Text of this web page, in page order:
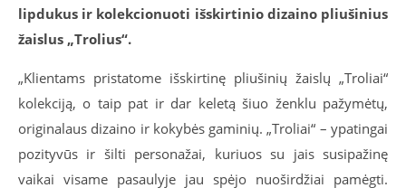
lipdukus ir kolekcionuoti išskirtinio dizaino pliušinius
žaislus „Trolius“.
„Klientams pristatome išskirtinę pliušinių žaislų „Troliai“
kolekciją, o taip pat ir dar keletą šiuo ženklu pažymėtų,
originalaus dizaino ir kokybės gaminių. „Troliai“ – ypatingai
pozityvūs ir šilti personažai, kuriuos su jais susipažinę
vaikai visame pasaulyje jau spėjo nuoširdžiai pamėgti.